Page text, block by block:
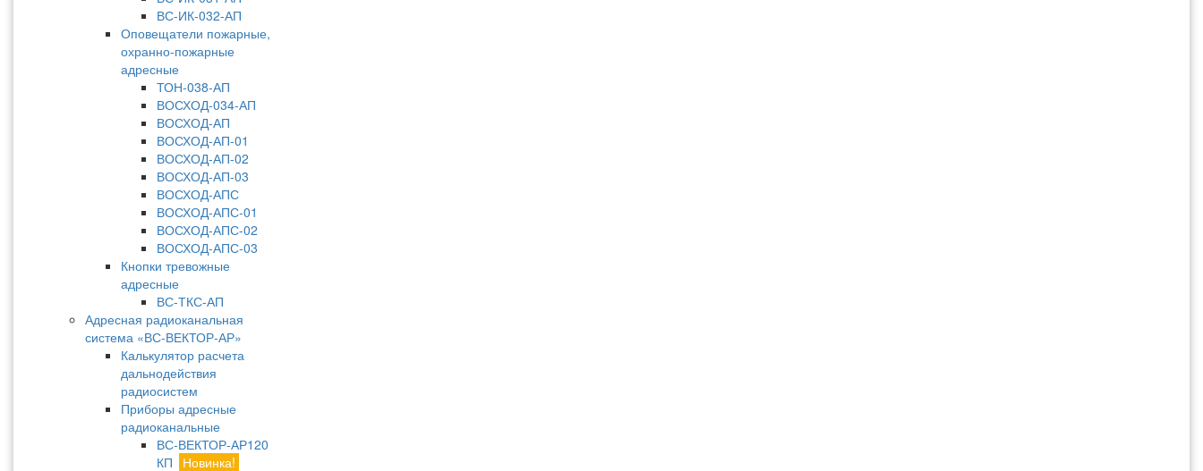
ВС-ИК-032-АП
Оповещатели пожарные,
охранно-пожарные
адресные
ТОН-038-АП
ВОСХОД-034-АП
ВОСХОД-АП
ВОСХОД-АП-01
ВОСХОД-АП-02
ВОСХОД-АП-03
ВОСХОД-АПС
ВОСХОД-АПС-01
ВОСХОД-АПС-02
ВОСХОД-АПС-03
Кнопки тревожные
адресные
ВС-ТКС-АП
Адресная радиоканальная
система «ВС-ВЕКТОР-АР»
Калькулятор расчета
дальнодействия
радиосистем
Приборы адресные
радиоканальные
ВС-ВЕКТОР-АР120
КП
Новинка!